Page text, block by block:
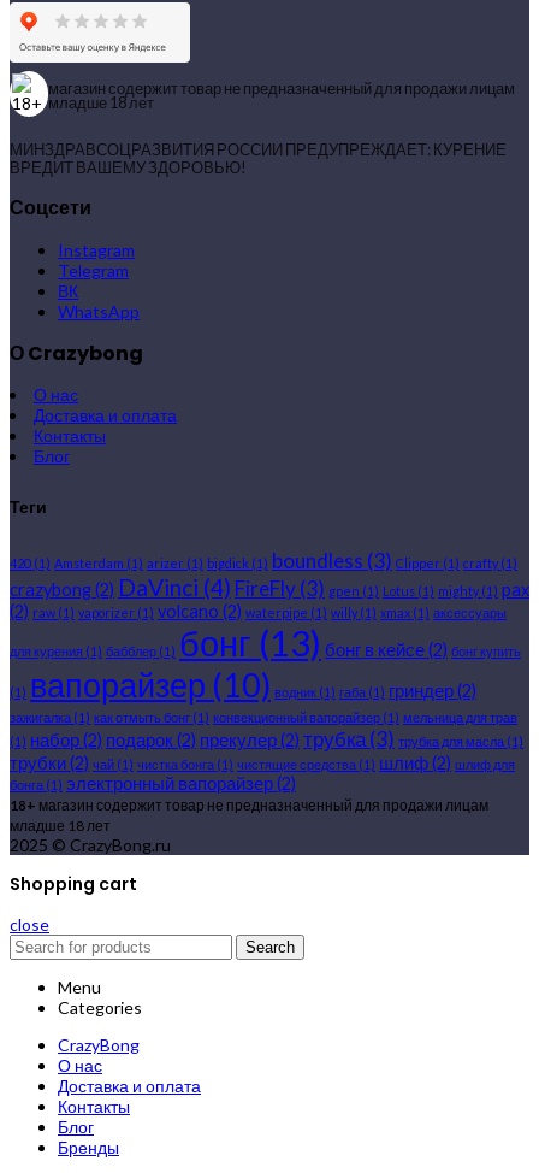
магазин содержит товар не предназначенный для продажи лицам
младше 18 лет
МИНЗДРАВСОЦРАЗВИТИЯ РОССИИ ПРЕДУПРЕЖДАЕТ: КУРЕНИЕ
ВРЕДИТ ВАШЕМУ ЗДОРОВЬЮ!
Соцсети
Instagram
Telegram
ВК
WhatsApp
О Crazybong
О нас
Доставка и оплата
Контакты
Блог
Теги
420 (1) Amsterdam (1) arizer (1) bigdick (1) boundless (3) Clipper (1) crafty(1)
crazybong(2) DaVinci (4) FireFly(3) gpen (1) Lotus (1) mighty(1) pax
(2) raw (1) vaporizer (1) volcano (2) waterpipe (1) willy(1) xmax (1) аксессуары
для курения (1) бабблер (1) бонг (13) бонг в кейсе(2) бонг купить
(1) вапорайзер (10) водник (1) габа (1) гриндер(2)
зажигалка (1) как отмыть бонг (1) конвекционный вапорайзер (1) мельница для трав
(1) набор(2) подарок(2) прекулер(2) трубка(3) трубка для масла (1)
трубки(2) чай (1) чистка бонга (1) чистящие средства (1) шлиф(2) шлиф для
бонга (1) электронный вапорайзер(2)
18+ магазин содержит товар не предназначенный для продажи лицам
младше 18 лет
2025 © CrazyBong.ru
Shopping cart
close
Search
Menu
Categories
CrazyBong
О нас
Доставка и оплата
Контакты
Блог
Бренды